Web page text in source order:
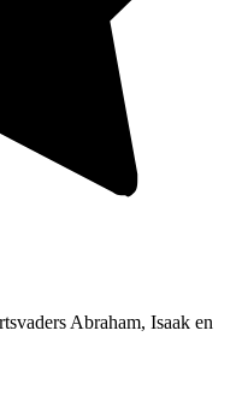
Abraham, Isaak en